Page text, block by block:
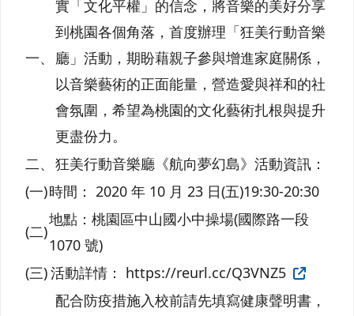
一、
實「文化平權」的信念，將音樂的美好分享
到桃園各個角落，首度辦理「狂美行動音樂
廳」活動，期盼藉親子參與增進家庭關係，
以音樂藝術的正面能量，營造愛與祥和的社
會氛圍，希望為桃園的文化藝術扎根與提升
更盡份力。
二、 狂美行動音樂廳《航向夢幻島》活動資訊：
(一)時間： 2020 年 10 月 23 日(五)19:30-20:30
(二)
地點：桃園區中山國小中操場(國際路一段
1070 號)
(三)活動詳情： https://reurl.cc/Q3VNZ5
配合防疫措施入校前請先填寫健康聲明書，